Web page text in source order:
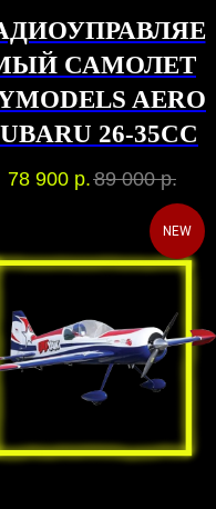
САМОЛЕТ
AERO
26-35CC
78 900 р.89 000 р.
NEW